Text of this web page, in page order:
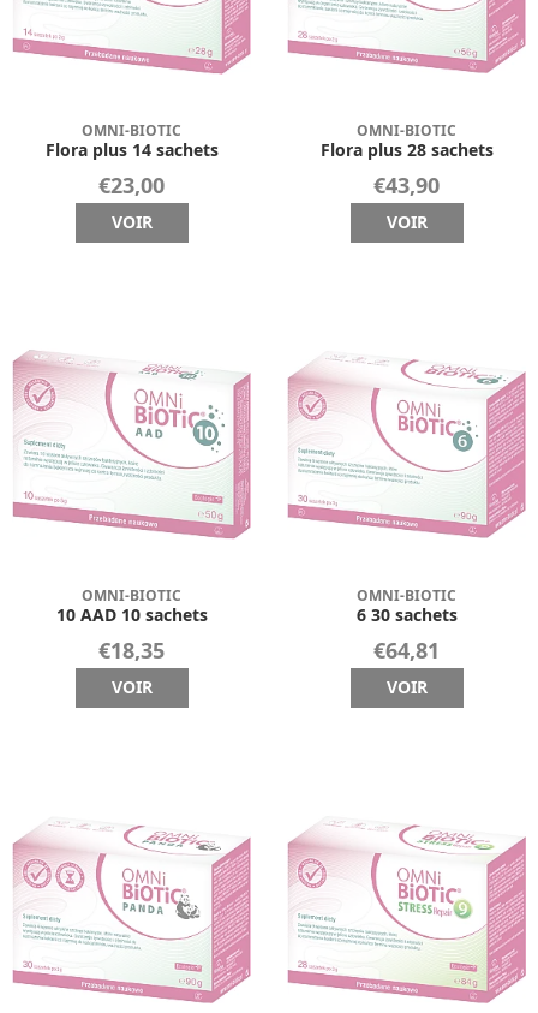
OMNI-BIOTIC
Flora plus 14 sachets
€23,00
VOIR
OMNI-BIOTIC
Flora plus 28 sachets
€43,90
VOIR
OMNI-BIOTIC
10 AAD 10 sachets
€18,35
VOIR
OMNI-BIOTIC
6 30 sachets
€64,81
VOIR